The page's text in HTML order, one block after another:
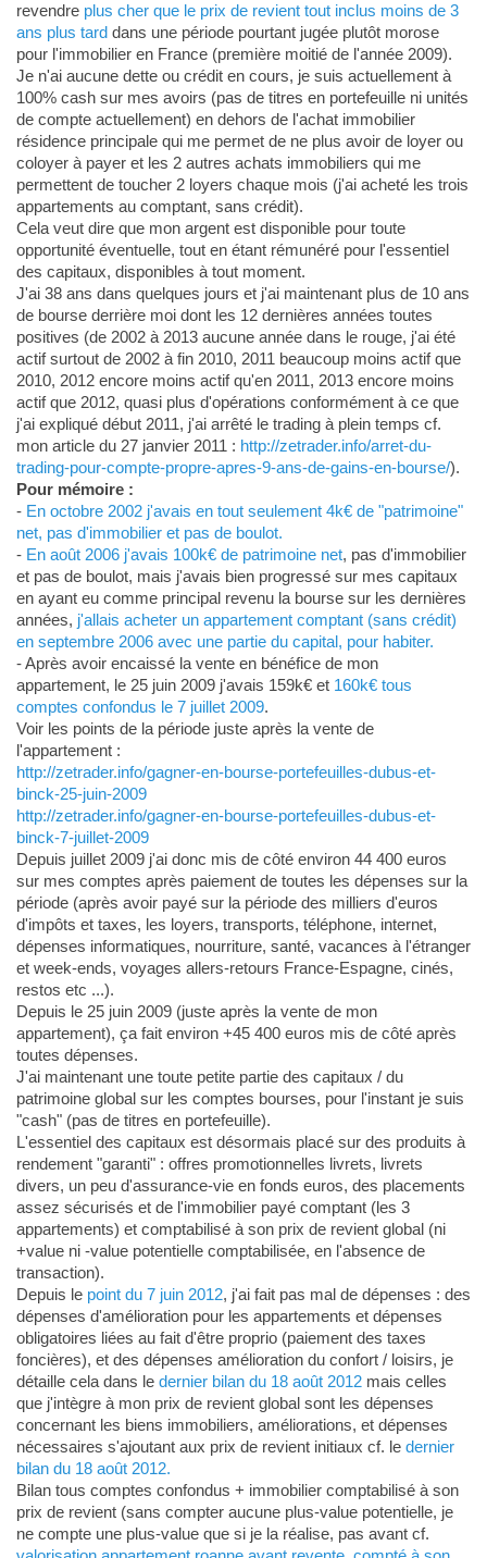
revendre plus cher que le prix de revient tout inclus moins de 3
ans plus tarddans une période pourtant jugée plutôt morose
pour l'immobilier en France (première moitié de l'année 2009).
Je n'ai aucune dette ou crédit en cours, je suis actuellement à
100% cash sur mes avoirs (pas de titres en portefeuille ni unités
de compte actuellement) en dehors de l'achat immobilier
résidence principale qui me permet de ne plus avoir de loyer ou
coloyer à payer et les 2 autres achats immobiliers qui me
permettent de toucher 2 loyers chaque mois (j'ai acheté les trois
appartements au comptant, sans crédit).
Cela veut dire que mon argent est disponible pour toute
opportunité éventuelle, tout en étant rémunéré pour l'essentiel
des capitaux, disponibles à tout moment.
J'ai 38 ans dans quelques jours et j'ai maintenant plus de 10 ans
de bourse derrière moi dont les 12 dernières années toutes
positives (de 2002 à 2013 aucune année dans le rouge, j'ai été
actif surtout de 2002 à fin 2010, 2011 beaucoup moins actif que
2010, 2012 encore moins actif qu'en 2011, 2013 encore moins
actif que 2012, quasi plus d'opérations conformément à ce que
j'ai expliqué début 2011, j'ai arrêté le trading à plein temps cf.
mon article du 27 janvier 2011 : http://zetrader.info/arret-du-
trading-pour-compte-propre-apres-9-ans-de-gains-en-bourse/).
Pour mémoire :
- En octobre 2002 j'avais en tout seulement 4k€ de "patrimoine"
net, pas d'immobilier et pas de boulot.
- En août 2006 j'avais 100k€ de patrimoine net, pas d'immobilier
et pas de boulot, mais j'avais bien progressé sur mes capitaux
en ayant eu comme principal revenu la bourse sur les dernières
années, j'allais acheter un appartement comptant (sans crédit)
en septembre 2006 avec une partie du capital, pour habiter.
- Après avoir encaissé la vente en bénéfice de mon
appartement, le 25 juin 2009 j'avais 159k€ et 160k€ tous
comptes confondus le 7 juillet 2009.
Voir les points de la période juste après la vente de
l'appartement :
http://zetrader.info/gagner-en-bourse-portefeuilles-dubus-et-
binck-25-juin-2009
http://zetrader.info/gagner-en-bourse-portefeuilles-dubus-et-
binck-7-juillet-2009
Depuis juillet 2009 j'ai donc mis de côté environ 44 400 euros
sur mes comptes après paiement de toutes les dépenses sur la
période (après avoir payé sur la période des milliers d'euros
d'impôts et taxes, les loyers, transports, téléphone, internet,
dépenses informatiques, nourriture, santé, vacances à l'étranger
et week-ends, voyages allers-retours France-Espagne, cinés,
restos etc ...).
Depuis le 25 juin 2009 (juste après la vente de mon
appartement), ça fait environ +45 400 euros mis de côté après
toutes dépenses.
J'ai maintenant une toute petite partie des capitaux / du
patrimoine global sur les comptes bourses, pour l'instant je suis
"cash" (pas de titres en portefeuille).
L'essentiel des capitaux est désormais placé sur des produits à
rendement "garanti" : offres promotionnelles livrets, livrets
divers, un peu d'assurance-vie en fonds euros, des placements
assez sécurisés et de l'immobilier payé comptant (les 3
appartements) et comptabilisé à son prix de revient global (ni
+value ni -value potentielle comptabilisée, en l'absence de
transaction).
Depuis le point du 7 juin 2012, j'ai fait pas mal de dépenses : des
dépenses d'amélioration pour les appartements et dépenses
obligatoires liées au fait d'être proprio (paiement des taxes
foncières), et des dépenses amélioration du confort / loisirs, je
détaille cela dans le dernier bilan du 18 août 2012mais celles
que j'intègre à mon prix de revient global sont les dépenses
concernant les biens immobiliers, améliorations, et dépenses
nécessaires s'ajoutant aux prix de revient initiaux cf. le dernier
bilan du 18 août 2012.
Bilan tous comptes confondus + immobilier comptabilisé à son
prix de revient (sans compter aucune plus-value potentielle, je
ne compte une plus-value que si je la réalise, pas avant cf.